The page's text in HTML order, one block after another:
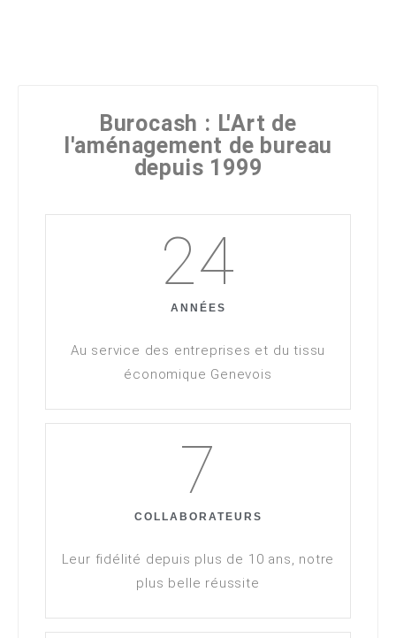
Burocash : L'Art de
l'aménagement de bureau
depuis 1999
24
ANNÉES
Au service des entreprises et du tissu
économique Genevois
7
COLLABORATEURS
Leur fidélité depuis plus de 10 ans, notre
plus belle réussite